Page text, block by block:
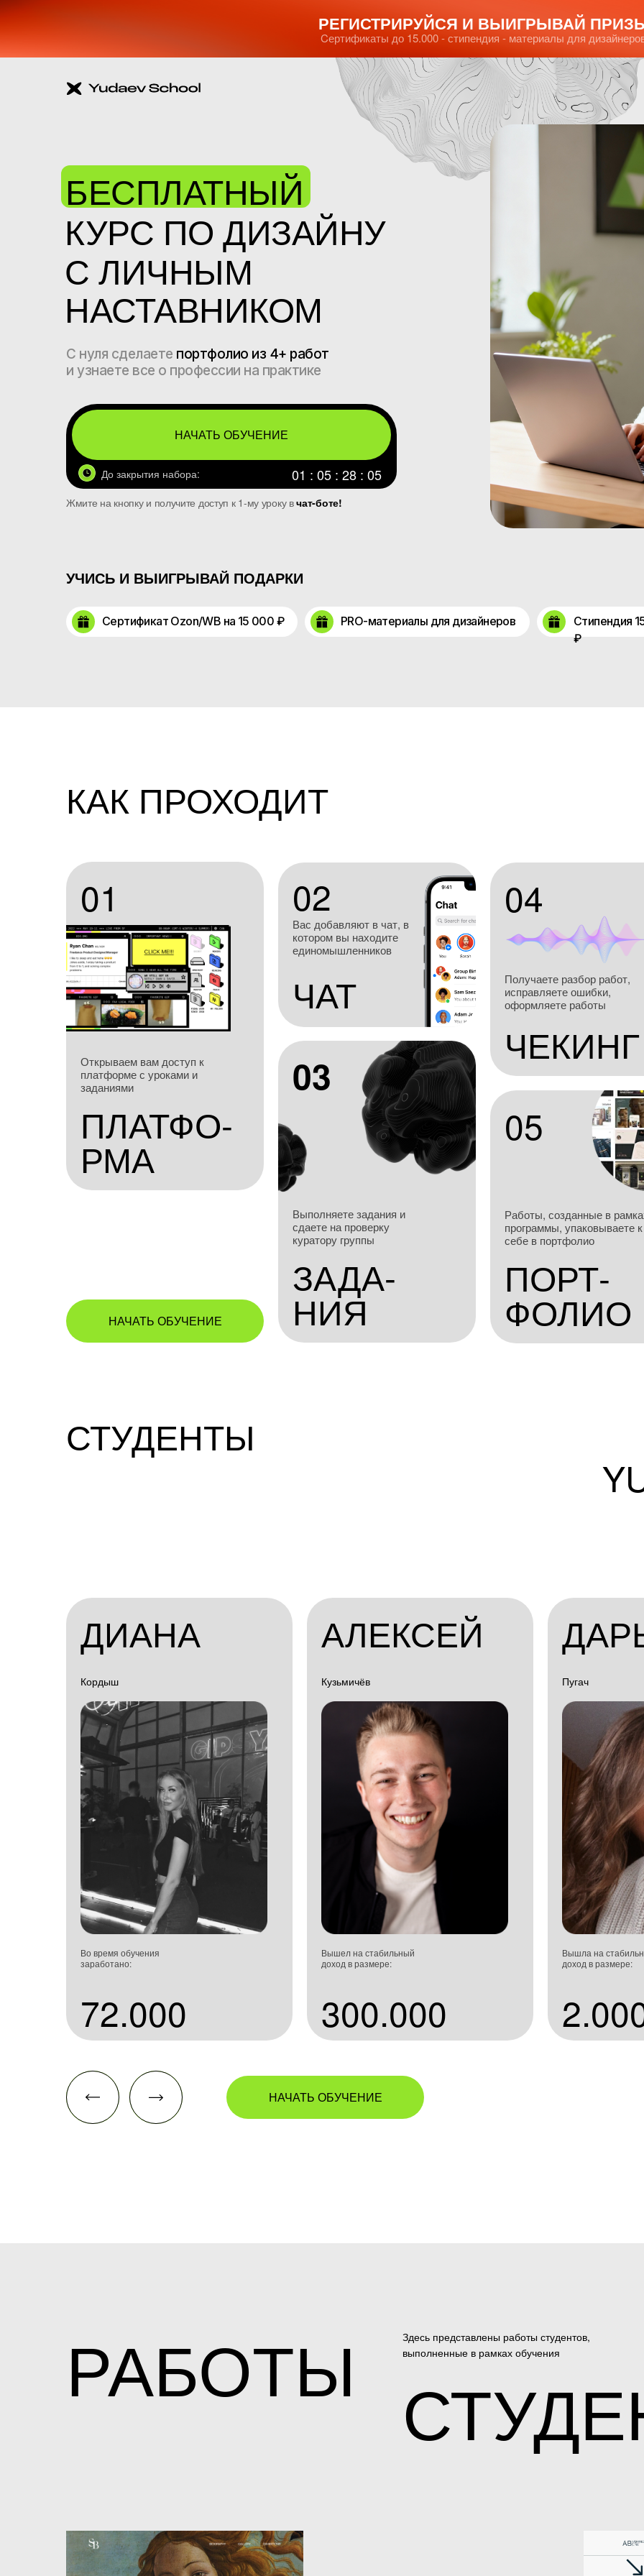
РЕГИСТРИРУЙСЯ И ВЫИГРЫВАЙ
Cертификаты до 15.000 - стипендия - материалы для
Жмите на кнопку и получите доступ к 1-му уроку вчат-боте!
БЕСПЛАТНЫЙ
НАСТАВНИКОМ
С ЛИЧНЫМ
КУРС ПО ДИЗАЙНУ
С нуля сделаете портфолио из 4+ работ
и узнаете все о профессии на практике
01 : 05 : 28 : 03
НАЧАТЬ ОБУЧЕНИЕ
До закрытия набора:
УЧИСЬ И ВЫИГРЫВАЙ ПОДАРКИ
Сертификат Ozon/WB на 15 000 ₽ PRO-материалы для дизайнеров
Стипендия
₽
КАК ПРОХОДИТ
Открываем вам доступ к
платформе с уроками и
заданиями
01
03
04
ПЛАТФО-
РМА
Выполняете задания и
сдаете на проверку
куратору группы
ЗАДА-
НИЯ
Получаете разбор работ,
исправляете ошибки,
оформляете работы
ЧЕКИНГ
НАЧАТЬ ОБУЧЕНИЕ
02
ЧАТ
Вас добавляют в чат, в
котором вы находите
единомышленников
05
Работы, созданные в
программы, упаковываете к
себе в портфолио
ПОРТ-
ФОЛИО
СТУДЕНТЫ
Вышла на
доход в размере:
Пугач
Вышел на стабильный
доход в размере:
АЛЕКСЕЙ
Кузьмичёв
300.000
Во время обучения
заработано:
ДИАНА
Кордыш
72.000
НАЧАТЬ ОБУЧЕНИЕ
РАБОТЫ
Здесь представлены работы студентов,
выполненные в рамках обучения